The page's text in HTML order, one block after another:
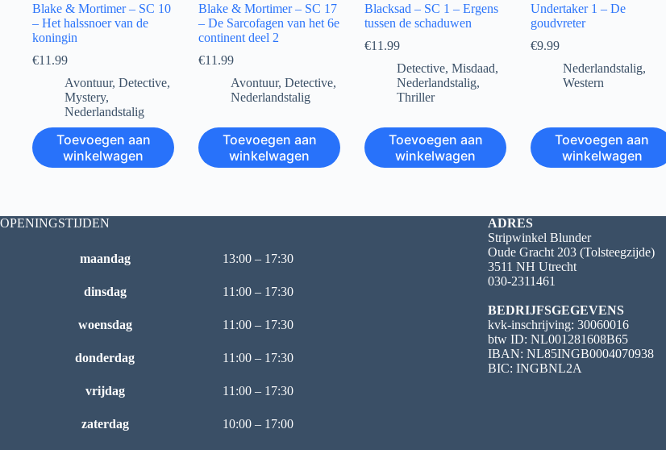
Blake & Mortimer – SC 10
– Het halssnoer van de
koningin
€11.99
Avontuur, Detective,
Mystery,
Nederlandstalig
Toevoegen aan
winkelwagen
Blake & Mortimer – SC 17
– De Sarcofagen van het 6e
continent deel 2
€11.99
Avontuur,Detective,
Nederlandstalig
Toevoegen aan
winkelwagen
Blacksad – SC 1 – Ergens
tussen de schaduwen
€11.99
Detective,Misdaad,
Nederlandstalig,
Thriller
Toevoegen aan
winkelwagen
Undertaker 1 – De
goudvreter
€9.99
Nederlandstalig,
Western
Toevoegen aan
winkelwagen
OPENINGSTIJDEN
maandag 13:00 – 17:30
dinsdag 11:00 – 17:30
woensdag 11:00 – 17:30
donderdag 11:00 – 17:30
vrijdag 11:00 – 17:30
zaterdag 10:00 – 17:00
ADRES
Stripwinkel Blunder
Oude Gracht 203 (Tolsteegzijde)
3511 NH Utrecht
030-2311461
BEDRIJFSGEGEVENS
kvk-inschrijving: 30060016
btw ID: NL001281608B65
IBAN: NL85INGB0004070938
BIC: INGBNL2A